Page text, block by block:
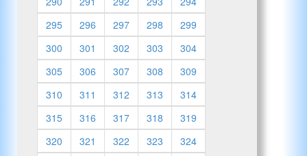
295
296 297 298
299
300
301 302 303
304
305
306 307 308
309
310
311 312 313
314
315
316 317 318
319
320
321 322 323
324